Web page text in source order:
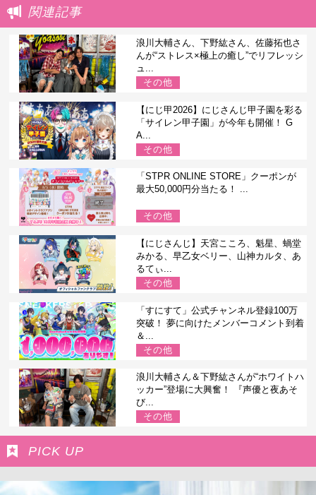
関連記事
浪川大輔さん、下野紘さん、佐藤拓也さ
んが“ストレス×極上の癒し”でリフレッシ
ュ...
その他
【にじ甲2026】にじさんじ甲子園を彩る
「サイレン甲子園」が今年も開催！ G
A...
その他
「STPR ONLINE STORE」クーポンが
最大50,000円分当たる！ ...
その他
【にじさんじ】天宮こころ、魁星、蝸堂
みかる、早乙女ベリー、山神カルタ、あ
るてぃ...
その他
「すにすて」公式チャンネル登録100万
突破！ 夢に向けたメンバーコメント到着
＆...
その他
浪川大輔さん＆下野紘さんが“ホワイトハ
ッカー”登場に大興奮！ 『声優と夜あそ
び...
その他
PICK UP